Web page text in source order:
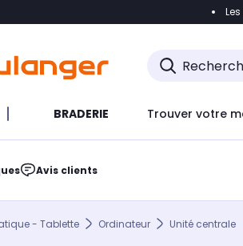
Accéder
BRADERIE Trouver votre
Avis clients
- Tablette Ordinateur Unité centrale